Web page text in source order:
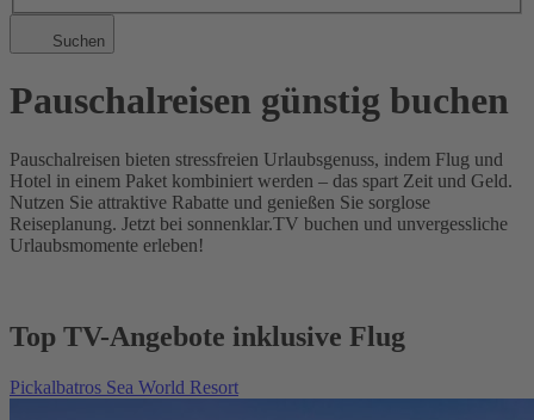
Suchen
Pauschalreisen günstig buchen
Pauschalreisen bieten stressfreien Urlaubsgenuss, indem Flug und
Hotel in einem Paket kombiniert werden – das spart Zeit und Geld.
Nutzen Sie attraktive Rabatte und genießen Sie sorglose
Reiseplanung. Jetzt bei sonnenklar.TV buchen und unvergessliche
Urlaubsmomente erleben!
Top TV-Angebote inklusive Flug
Pickalbatros Sea World Resort